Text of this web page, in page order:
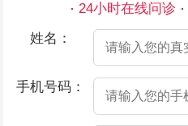
24小时在线问诊
姓名：
手机号码：